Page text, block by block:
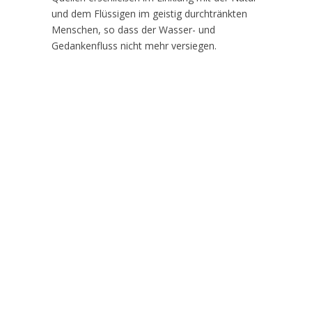
und dem Flüssigen im geistig durchtränkten
Menschen, so dass der Wasser- und
Gedankenfluss nicht mehr versiegen.